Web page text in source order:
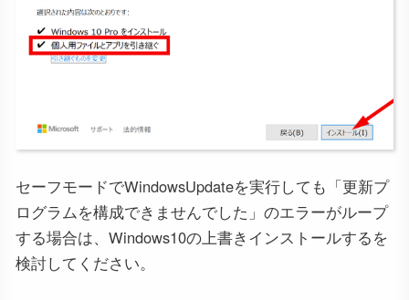
セーフモードでWindowsUpdateを実行しても「更新プ
ログラムを構成できませんでした」のエラーがループ
する場合は、Windows10の上書きインストールするを
検討してください。